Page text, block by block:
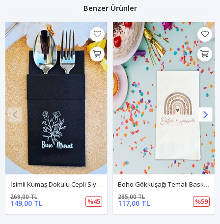
Benzer Ürünler
İsimli Kumaş Dokulu Cepli Siyah Peçete Söz Nişan Peçetesi 12li
149,00 TL
269,00 TL
%45
Boho Gökkuşağı Temalı Baskılı Peçete İsimli Doğum Günü Peçetesi 20 Adet
117,00 TL
285,00 TL
%59